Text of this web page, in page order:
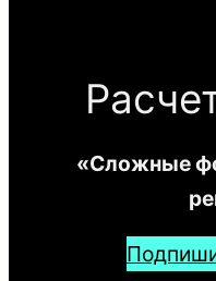
«Сложные